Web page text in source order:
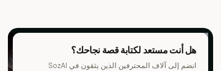
هل أنت مستعد لكتابة قصة نجاحك؟
انضم إلى آلاف المحترفين الذين يثقون في SozAI